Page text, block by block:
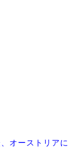
オーストリア